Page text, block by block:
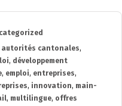
autorités cantonales,
, développement
, emploi, entreprises,
, innovation, main-
, multilingue, offres